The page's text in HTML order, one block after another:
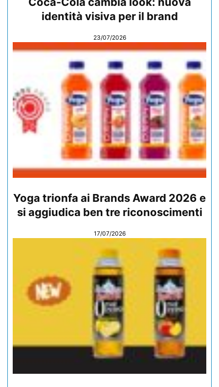
identità visiva per il brand
23/07/2026
Yoga trionfa ai Brands Award 2026 e
si aggiudica ben tre riconoscimenti
17/07/2026